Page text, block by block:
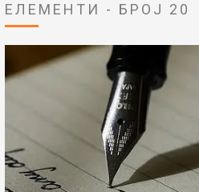
ЕЛЕМЕНТИ - БРОЈ 20